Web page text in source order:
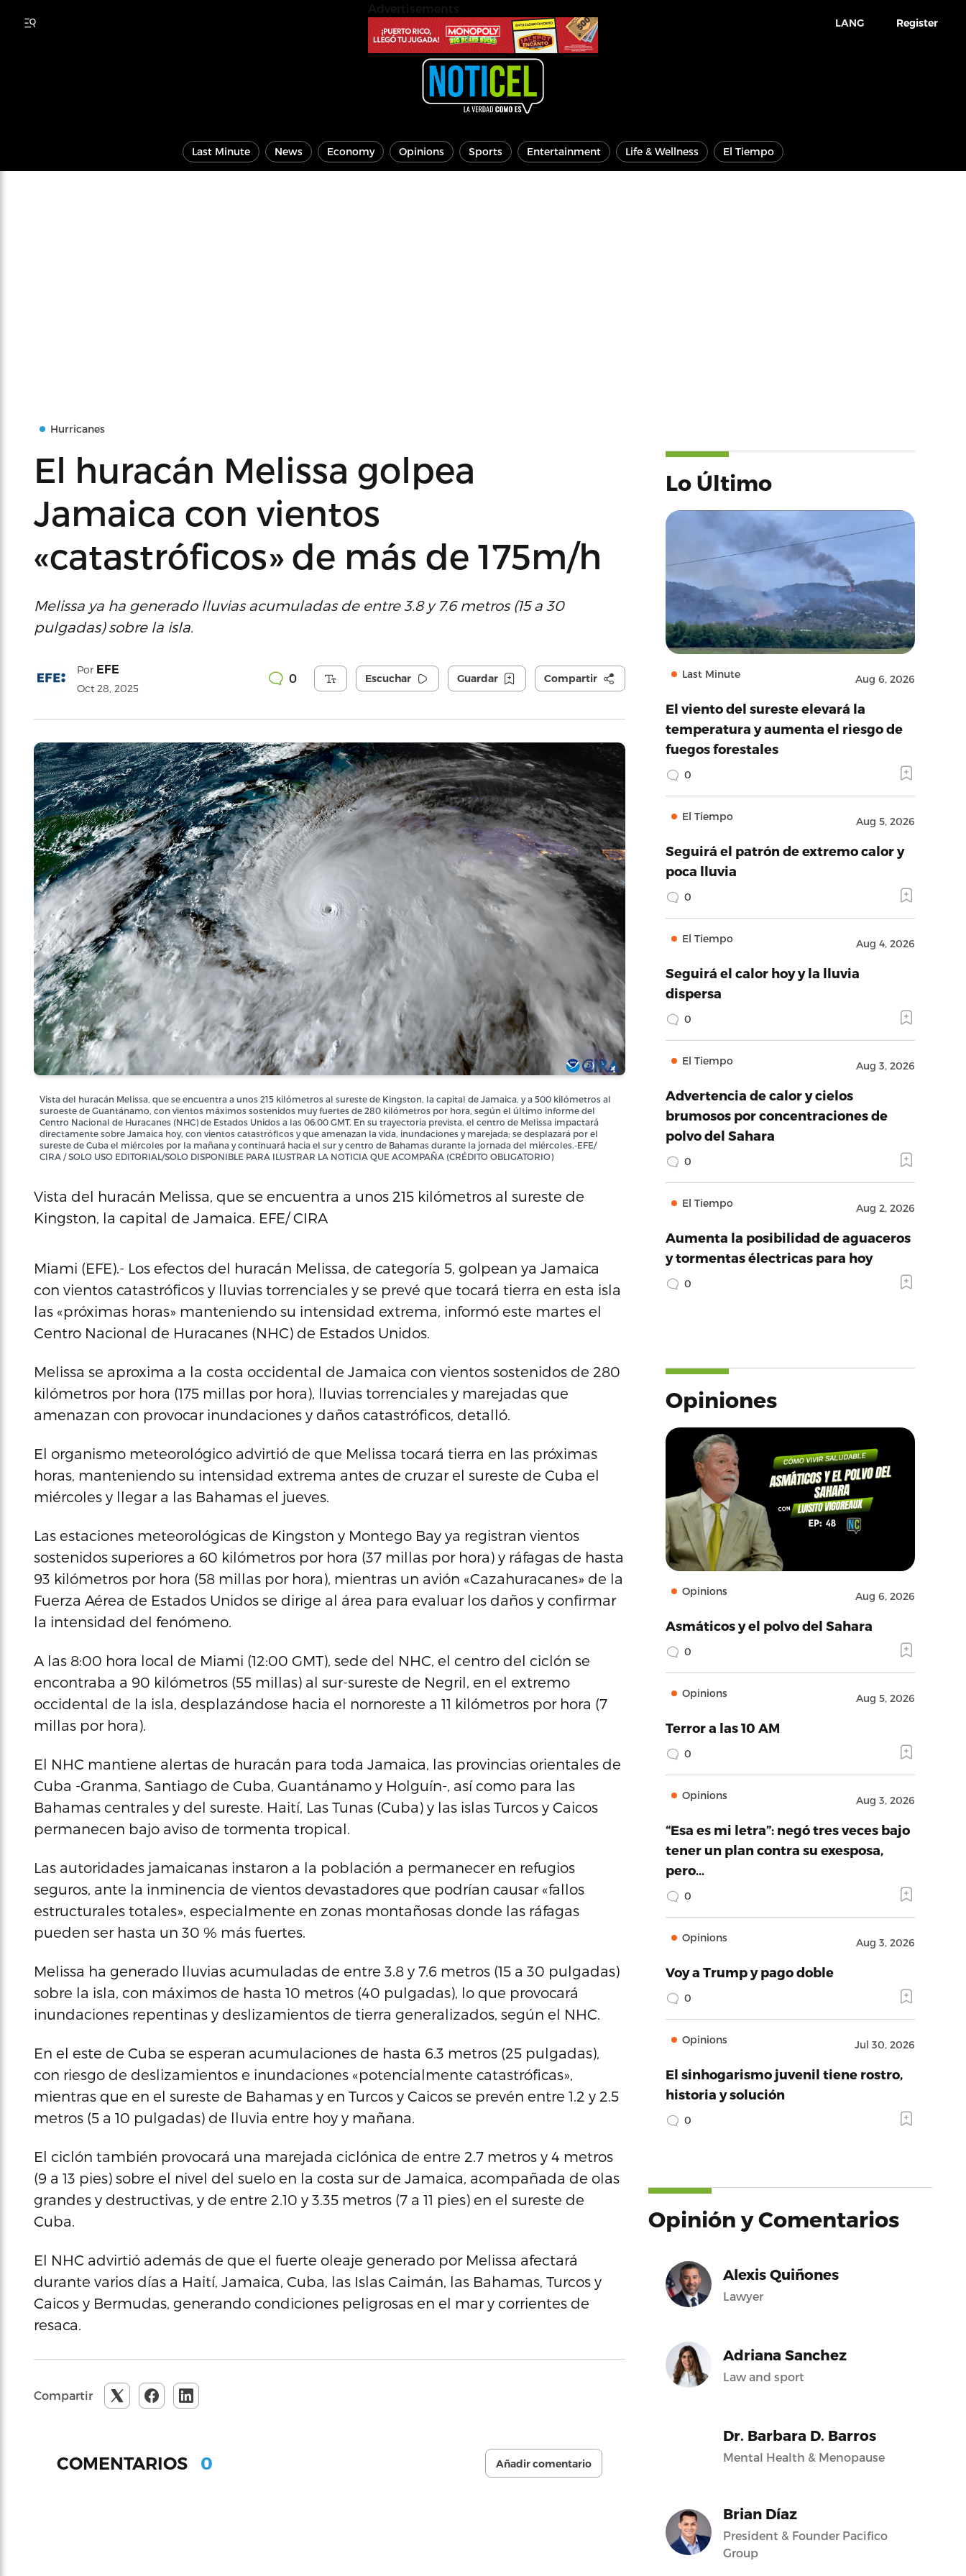
LANG Register
Last Minute News Economy Opinions Sports Entertainment Life & Wellness El Tiempo
Hurricanes
El huracán Melissa golpea
Jamaica con vientos
«catastróficos» de más de 175m/h
Melissa ya ha generado lluvias acumuladas de entre 3.8 y 7.6 metros (15 a 30
pulgadas) sobre la isla.
Por EFE
Oct 28, 2025
0 Escuchar Guardar Compartir
Vista del huracán Melissa, que se encuentra a unos 215 kilómetros al sureste de Kingston, la capital de Jamaica, y a 500 kilómetros al
suroeste de Guantánamo, con vientos máximos sostenidos muy fuertes de 280 kilómetros por hora, según el último informe del
Centro Nacional de Huracanes (NHC) de Estados Unidos a las 06:00 GMT. En su trayectoria prevista, el centro de Melissa impactará
directamente sobre Jamaica hoy, con vientos catastróficos y que amenazan la vida, inundaciones y marejada; se desplazará por el
sureste de Cuba el miércoles por la mañana y continuará hacia el sur y centro de Bahamas durante la jornada del miércoles.-EFE/
CIRA / SOLO USO EDITORIAL/SOLO DISPONIBLE PARA ILUSTRAR LA NOTICIA QUE ACOMPAÑA (CRÉDITO OBLIGATORIO)
Vista del huracán Melissa, que se encuentra a unos 215 kilómetros al sureste de
Kingston, la capital de Jamaica. EFE/ CIRA
Miami (EFE).- Los efectos del huracán Melissa, de categoría 5, golpean ya Jamaica
con vientos catastróficos y lluvias torrenciales y se prevé que tocará tierra en esta isla
las «próximas horas» manteniendo su intensidad extrema, informó este martes el
Centro Nacional de Huracanes (NHC) de Estados Unidos.
Melissa se aproxima a la costa occidental de Jamaica con vientos sostenidos de 280
kilómetros por hora (175 millas por hora), lluvias torrenciales y marejadas que
amenazan con provocar inundaciones y daños catastróficos, detalló.
El organismo meteorológico advirtió de que Melissa tocará tierra en las próximas
horas, manteniendo su intensidad extrema antes de cruzar el sureste de Cuba el
miércoles y llegar a las Bahamas el jueves.
Las estaciones meteorológicas de Kingston y Montego Bay ya registran vientos
sostenidos superiores a 60 kilómetros por hora (37 millas por hora) y ráfagas de hasta
93 kilómetros por hora (58 millas por hora), mientras un avión «Cazahuracanes» de la
Fuerza Aérea de Estados Unidos se dirige al área para evaluar los daños y confirmar
la intensidad del fenómeno.
A las 8:00 hora local de Miami (12:00 GMT), sede del NHC, el centro del ciclón se
encontraba a 90 kilómetros (55 millas) al sur-sureste de Negril, en el extremo
occidental de la isla, desplazándose hacia el nornoreste a 11 kilómetros por hora (7
millas por hora).
El NHC mantiene alertas de huracán para toda Jamaica, las provincias orientales de
Cuba -Granma, Santiago de Cuba, Guantánamo y Holguín-, así como para las
Bahamas centrales y del sureste. Haití, Las Tunas (Cuba) y las islas Turcos y Caicos
permanecen bajo aviso de tormenta tropical.
Las autoridades jamaicanas instaron a la población a permanecer en refugios
seguros, ante la inminencia de vientos devastadores que podrían causar «fallos
estructurales totales», especialmente en zonas montañosas donde las ráfagas
pueden ser hasta un 30 % más fuertes.
Melissa ha generado lluvias acumuladas de entre 3.8 y 7.6 metros (15 a 30 pulgadas)
sobre la isla, con máximos de hasta 10 metros (40 pulgadas), lo que provocará
inundaciones repentinas y deslizamientos de tierra generalizados, según el NHC.
En el este de Cuba se esperan acumulaciones de hasta 6.3 metros (25 pulgadas),
con riesgo de deslizamientos e inundaciones «potencialmente catastróficas»,
mientras que en el sureste de Bahamas y en Turcos y Caicos se prevén entre 1.2 y 2.5
metros (5 a 10 pulgadas) de lluvia entre hoy y mañana.
El ciclón también provocará una marejada ciclónica de entre 2.7 metros y 4 metros
(9 a 13 pies) sobre el nivel del suelo en la costa sur de Jamaica, acompañada de olas
grandes y destructivas, y de entre 2.10 y 3.35 metros (7 a 11 pies) en el sureste de
Cuba.
El NHC advirtió además de que el fuerte oleaje generado por Melissa afectará
durante varios días a Haití, Jamaica, Cuba, las Islas Caimán, las Bahamas, Turcos y
Caicos y Bermudas, generando condiciones peligrosas en el mar y corrientes de
resaca.
Compartir
COMENTARIOS 0 Añadir comentario
Lo Último
Last Minute Aug 6, 2026
El viento del sureste elevará la
temperatura y aumenta el riesgo de
fuegos forestales
0
El Tiempo Aug 5, 2026
Seguirá el patrón de extremo calor y
poca lluvia
0
El Tiempo Aug 4, 2026
Seguirá el calor hoy y la lluvia
dispersa
0
El Tiempo Aug 3, 2026
Advertencia de calor y cielos
brumosos por concentraciones de
polvo del Sahara
0
El Tiempo Aug 2, 2026
Aumenta la posibilidad de aguaceros
y tormentas électricas para hoy
0
Opiniones
Opinions Aug 6, 2026
Asmáticos y el polvo del Sahara
0
Opinions Aug 5, 2026
Terror a las 10 AM
0
Opinions Aug 3, 2026
“Esa es mi letra”: negó tres veces bajo
tener un plan contra su exesposa,
pero…
0
Opinions Aug 3, 2026
Voy a Trump y pago doble
0
Opinions Jul 30, 2026
El sinhogarismo juvenil tiene rostro,
historia y solución
0
Opinión y Comentarios
Alexis Quiñones
Lawyer
Adriana Sanchez
Law and sport
Dr. Barbara D. Barros
Mental Health & Menopause
Brian Díaz
President & Founder Pacifico
Group